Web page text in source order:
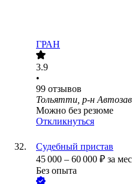
ГРАН
3.9
•
99 отзывов
Тольятти, р-н
Можно без резюме
Откликнуться
Судебный пристав
45 000 – 60 000 ₽ за
Без опыта